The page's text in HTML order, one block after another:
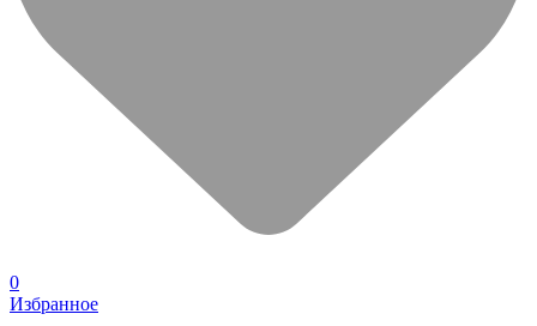
0
Избранное